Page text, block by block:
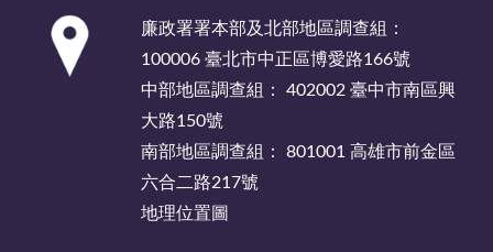
廉政署署本部及北部地區調查組：
100006 臺北市中正區博愛路166號
中部地區調查組： 402002 臺中市南區興
大路150號
南部地區調查組： 801001 高雄市前金區
六合二路217號
地理位置圖